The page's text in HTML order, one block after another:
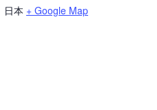
日本 + Google Map